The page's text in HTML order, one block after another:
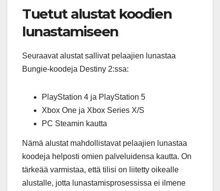
Tuetut alustat koodien
lunastamiseen
Seuraavat alustat sallivat pelaajien lunastaa
Bungie-koodeja Destiny 2:ssa:
PlayStation 4 ja PlayStation 5
Xbox One ja Xbox Series X/S
PC Steamin kautta
Nämä alustat mahdollistavat pelaajien lunastaa
koodeja helposti omien palveluidensa kautta. On
tärkeää varmistaa, että tilisi on liitetty oikealle
alustalle, jotta lunastamisprosessissa ei ilmene